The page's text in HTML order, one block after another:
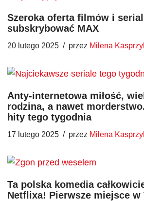
Szeroka oferta filmów i
subskrybować MAX
20 lutego 2025 przez Milena
Anty-internetowa miłość,
rodzina, a nawet
hity tego tygodnia
17 lutego 2025 przez Milena
Ta polska komedia
Netflixa! Pierwsze miejsce w